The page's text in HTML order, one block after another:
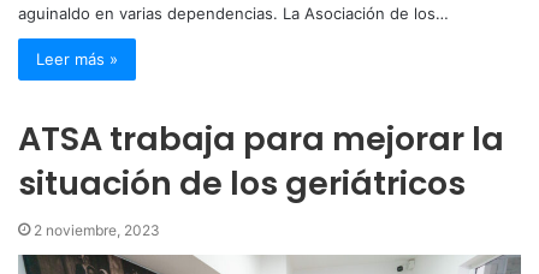
aguinaldo en varias dependencias. La Asociación de los…
Leer más »
ATSA trabaja para mejorar la
situación de los geriátricos
2 noviembre, 2023